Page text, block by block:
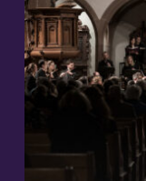
Bilder
Notenmaterial